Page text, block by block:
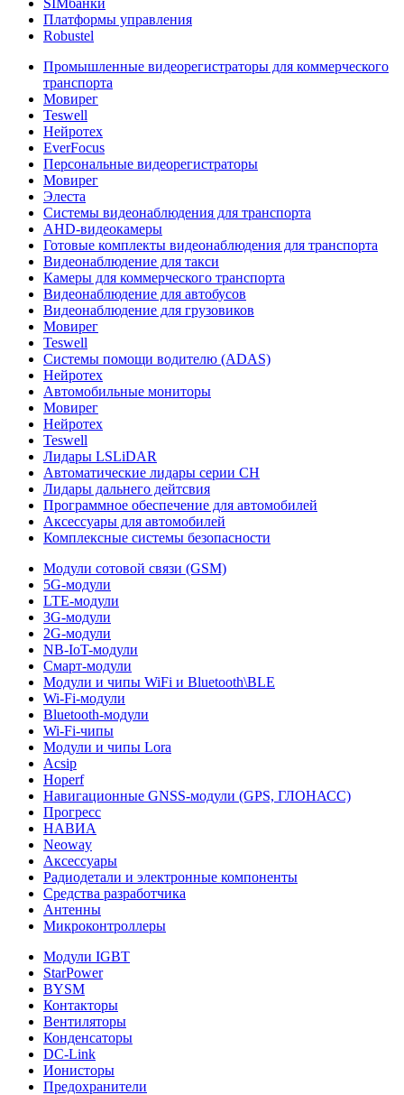
SIMбанки
Платформы управления
Robustel
Промышленные видеорегистраторы для коммерческого
транспорта
Мовирег
Teswell
Нейротех
EverFocus
Персональные видеорегистраторы
Мовирег
Элеста
Системы видеонаблюдения для транспорта
AHD-видеокамеры
Готовые комплекты видеонаблюдения для транспорта
Видеонаблюдение для такси
Камеры для коммерческого транспорта
Видеонаблюдение для автобусов
Видеонаблюдение для грузовиков
Мовирег
Teswell
Системы помощи водителю (ADAS)
Нейротех
Автомобильные мониторы
Мовирег
Нейротех
Teswell
Лидары LSLiDAR
Автоматические лидары серии CH
Лидары дальнего дейтсвия
Программное обеспечение для автомобилей
Аксессуары для автомобилей
Комплексные системы безопасности
Модули сотовой связи (GSM)
5G-модули
LTE-модули
3G-модули
2G-модули
NB-IoT-модули
Смарт-модули
Модули и чипы WiFi и Bluetooth\BLE
Wi-Fi-модули
Bluetooth-модули
Wi-Fi-чипы
Модули и чипы Lora
Acsip
Hoperf
Навигационные GNSS-модули (GPS, ГЛОНАСС)
Прогресс
НАВИА
Neoway
Аксессуары
Радиодетали и электронные компоненты
Средства разработчика
Антенны
Микроконтроллеры
Модули IGBT
StarPower
BYSM
Контакторы
Вентиляторы
Конденсаторы
DC-Link
Ионисторы
Предохранители